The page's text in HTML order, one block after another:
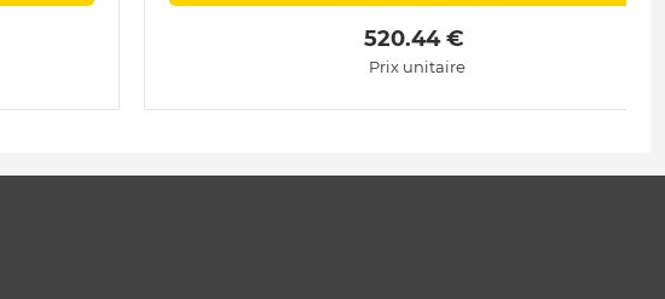
520.44 €
Prix unitaire